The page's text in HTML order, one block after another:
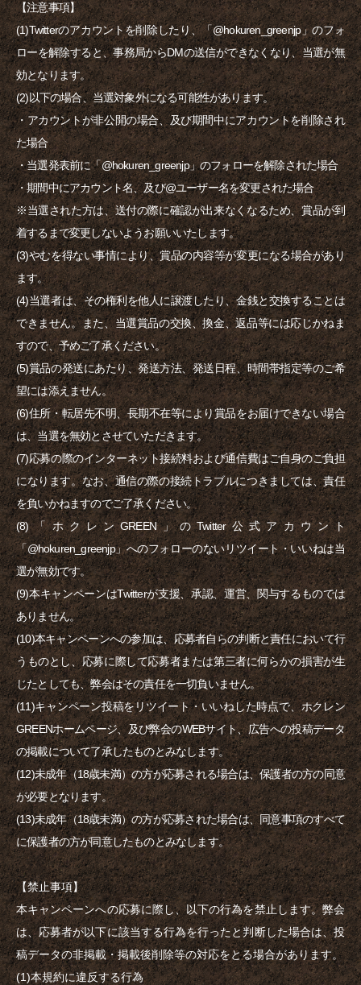
【注意事項】
(1)Twitterのアカウントを削除したり、「@hokuren_greenjp」のフォ
ローを解除すると、事務局からDMの送信ができなくなり、当選が無
効となります。
(2)以下の場合、当選対象外になる可能性があります。
・アカウントが非公開の場合、及び期間中にアカウントを削除され
た場合
・当選発表前に「@hokuren_greenjp」のフォローを解除された場合
・期間中にアカウント名、及び@ユーザー名を変更された場合
※当選された方は、送付の際に確認が出来なくなるため、賞品が到
着するまで変更しないようお願いいたします。
(3)やむを得ない事情により、賞品の内容等が変更になる場合があり
ます。
(4)当選者は、その権利を他人に譲渡したり、金銭と交換することは
できません。また、当選賞品の交換、換金、返品等には応じかねま
すので、予めご了承ください。
(5)賞品の発送にあたり、発送方法、発送日程、時間帯指定等のご希
望には添えません。
(6)住所・転居先不明、長期不在等により賞品をお届けできない場合
は、当選を無効とさせていただきます。
(7)応募の際のインターネット接続料および通信費はご自身のご負担
になります。なお、通信の際の接続トラブルにつきましては、責任
を負いかねますのでご了承ください。
(8)「ホクレンGREEN」のTwitter公式アカウント
「@hokuren_greenjp」へのフォローのないリツイート・いいねは当
選が無効です。
(9)本キャンペーンはTwitterが支援、承認、運営、関与するものでは
ありません。
(10)本キャンペーンへの参加は、応募者自らの判断と責任において行
うものとし、応募に際して応募者または第三者に何らかの損害が生
じたとしても、弊会はその責任を一切負いません。
(11)キャンペーン投稿をリツイート・いいねした時点で、ホクレン
GREENホームページ、及び弊会のWEBサイト、広告への投稿データ
の掲載について了承したものとみなします。
(12)未成年（18歳未満）の方が応募される場合は、保護者の方の同意
が必要となります。
(13)未成年（18歳未満）の方が応募された場合は、同意事項のすべて
に保護者の方が同意したものとみなします。
【禁止事項】
本キャンペーンへの応募に際し、以下の行為を禁止します。弊会
は、応募者が以下に該当する行為を行ったと判断した場合は、投
稿データの非掲載・掲載後削除等の対応をとる場合があります。
(1)本規約に違反する行為